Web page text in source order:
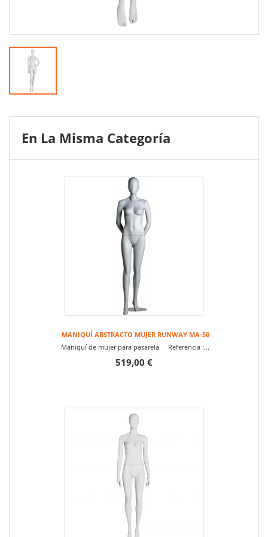
En La Misma Categoría
MANIQUÍ ABSTRACTO MUJER RUNWAY MA-50
Maniquí de mujer para pasarela Referencia :...
519,00 €